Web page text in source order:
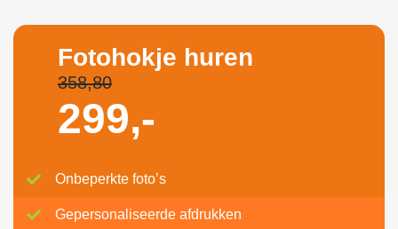
Fotohokje huren
358,80
299,-
Onbeperkte foto’s
Gepersonaliseerde afdrukken